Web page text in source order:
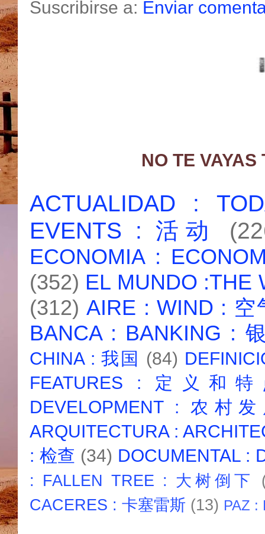
Suscribirse a: Enviar
NO TE
ACTUALIDAD :
EVENTS : 活动
ECONOMIA :
(352) EL MUNDO :THE
(312) AIRE : WIND : 空
BANCA : BANKING :
CHINA : 我国 (84)
FEATURES : 定义和
DEVELOPMENT : 农村
ARQUITECTURA :
: 检查 (34) DOCUMENTAL :
: FALLEN TREE : 大树倒下
CACERES : 卡塞雷斯 (13) PAZ :